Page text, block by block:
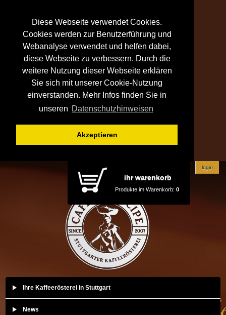
Diese Webseite verwendet Cookies.
Cookies werden zur Benutzerführung und
Webanalyse verwendet und helfen dabei,
diese Webseite zu verbessern. Durch die
weitere Nutzung dieser Webseite erklären
Sie sich mit unserer Cookie-Nutzung
einverstanden. Mehr Infos finden Sie in
unseren Datenschutzhinweisen
Akzeptieren
ihr warenkorb
Produkte im Warenkorb: 0
login
Ihre Kaffeerösterei in Stuttgart
News